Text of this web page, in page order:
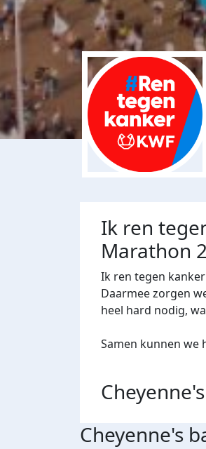
Ik ren
Marathon
Ik ren tegen
Daarmee zorgen
heel hard nodig,
Samen kunnen we
Cheyenne's
Cheyenne's